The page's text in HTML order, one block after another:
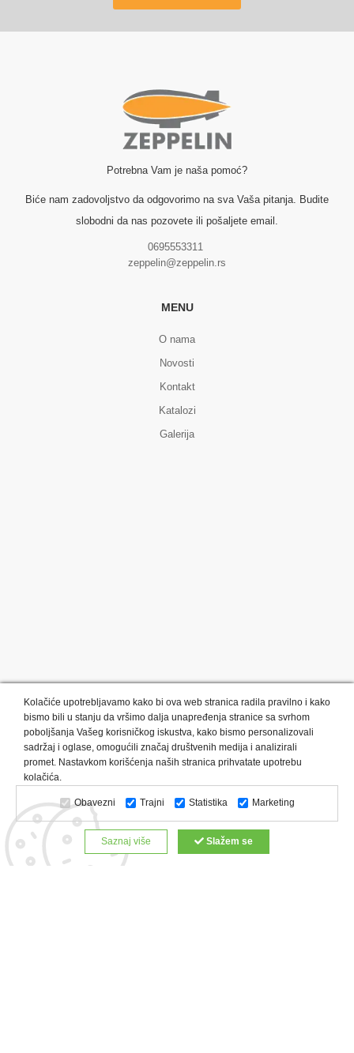
Potrebna Vam je naša pomoć?
Biće nam zadovoljstvo da odgovorimo na sva Vaša pitanja. Budite
slobodni da nas pozovete ili pošaljete email.
0695553311
zeppelin@zeppelin.rs
MENU
O nama
Novosti
Kontakt
Katalozi
Galerija
Kategorije proizvoda: Olovke i markeri
Privesci i trakice
Upaljači
USB Tehnologija Tekstil
Kačketi i kape
Notesi i rokovnici
Kancelarija Satovi
Kišobrani
Torbe i putovanja
Kuhinjski setovi
Alati i oprema
Relaksacija, lepota i zdravlje
Kalendari
Custom proizvodi
Digitalna štampa
Kolačiće upotrebljavamo kako bi ova web stranica radila pravilno i kako
bismo bili u stanju da vršimo dalja unapređenja stranice sa svrhom
poboljšanja Vašeg korisničkog iskustva, kako bismo personalizovali
sadržaj i oglase, omogućili značaj društvenih medija i analizirali
promet. Nastavkom korišćenja naših stranica prihvatate upotrebu
kolačića.
Obavezni Trajni Statistika Marketing
Saznaj više Slažem se